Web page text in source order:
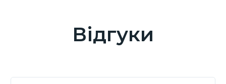
Відгуки